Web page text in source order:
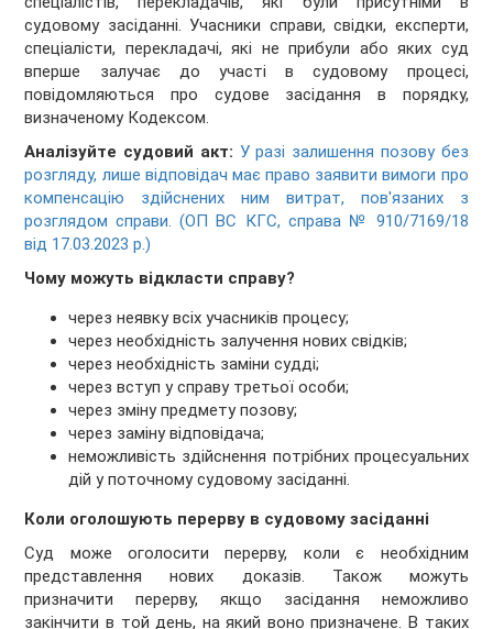
судовому засіданні. Учасники справи, свідки, експерти,
спеціалісти, перекладачі, які не прибули або яких суд
вперше залучає до участі в судовому процесі,
повідомляються про судове засідання в порядку,
визначеному Кодексом.
Аналізуйте судовий акт: У разі залишення позову без
розгляду, лише відповідач має право заявити вимоги про
компенсацію здійснених ним витрат, пов'язаних з
розглядом справи. (ОП ВС КГС, справа № 910/7169/18
від 17.03.2023 р.)
Чому можуть відкласти справу?
через неявку всіх учасників процесу;
через необхідність залучення нових свідків;
через необхідність заміни судді;
через вступ у справу третьої особи;
через зміну предмету позову;
через заміну відповідача;
неможливість здійснення потрібних процесуальних
дій у поточному судовому засіданні.
Коли оголошують перерву в судовому засіданні
Суд може оголосити перерву, коли є необхідним
представлення нових доказів. Також можуть
призначити перерву, якщо засідання неможливо
закінчити в той день, на який воно призначене. В таких